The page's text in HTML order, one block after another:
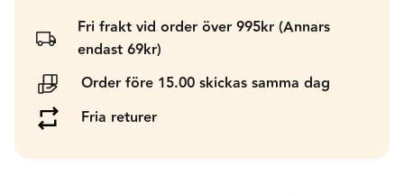
Fri frakt vid order över 995kr (Annars
endast 69kr)
Order före 15.00 skickas samma dag
Fria returer